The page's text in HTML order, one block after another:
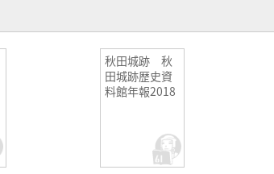
秋田城跡 秋
田城跡歴史資
料館年報2018